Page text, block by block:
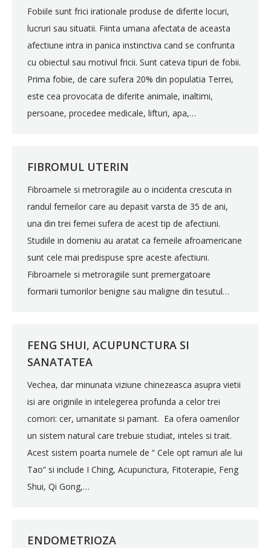
Fobiile sunt frici irationale produse de diferite locuri,
lucruri sau situatii. Fiinta umana afectata de aceasta
afectiune intra in panica instinctiva cand se confrunta
cu obiectul sau motivul fricii. Sunt cateva tipuri de fobii.
Prima fobie, de care sufera 20% din populatia Terrei,
este cea provocata de diferite animale, inaltimi,
persoane, procedee medicale, lifturi, apa,…
FIBROMUL UTERIN
Fibroamele si metroragiile au o incidenta crescuta in
randul femeilor care au depasit varsta de 35 de ani,
una din trei femei sufera de acest tip de afectiuni.
Studiile in domeniu au aratat ca femeile afroamericane
sunt cele mai predispuse spre aceste afectiuni.
Fibroamele si metroragiile sunt premergatoare
formarii tumorilor benigne sau maligne din tesutul…
FENG SHUI, ACUPUNCTURA SI
SANATATEA
Vechea, dar minunata viziune chinezeasca asupra vietii
isi are originile in intelegerea profunda a celor trei
comori: cer, umanitate si pamant. Ea ofera oamenilor
un sistem natural care trebuie studiat, inteles si trait.
Acest sistem poarta numele de “ Cele opt ramuri ale lui
Tao” si include I Ching, Acupunctura, Fitoterapie, Feng
Shui, Qi Gong,…
ENDOMETRIOZA